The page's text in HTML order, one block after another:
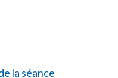
la séance